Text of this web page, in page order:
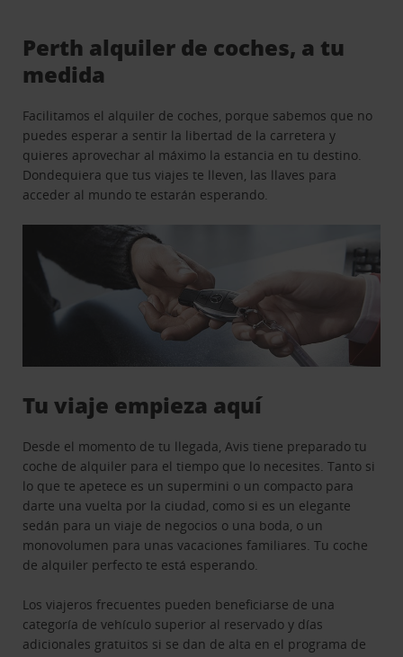
Perth alquiler de coches, a tu
medida
Facilitamos el alquiler de coches, porque sabemos que no
puedes esperar a sentir la libertad de la carretera y
quieres aprovechar al máximo la estancia en tu destino.
Dondequiera que tus viajes te lleven, las llaves para
acceder al mundo te estarán esperando.
Tu viaje empieza aquí
Desde el momento de tu llegada, Avis tiene preparado tu
coche de alquiler para el tiempo que lo necesites. Tanto si
lo que te apetece es un supermini o un compacto para
darte una vuelta por la ciudad, como si es un elegante
sedán para un viaje de negocios o una boda, o un
monovolumen para unas vacaciones familiares. Tu coche
de alquiler perfecto te está esperando.
Los viajeros frecuentes pueden beneficiarse de una
categoría de vehículo superior al reservado y días
adicionales gratuitos si se dan de alta en el programa de